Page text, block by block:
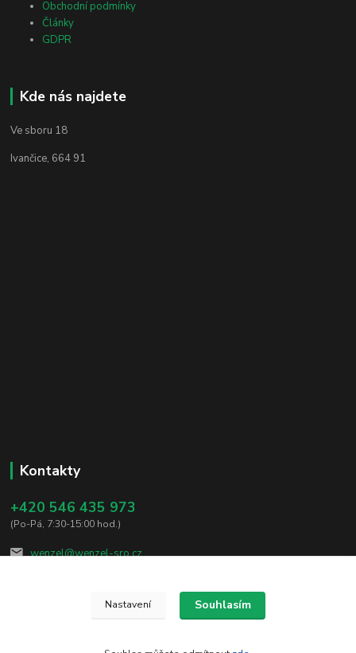
Obchodní podmínky
Články
GDPR
Kde nás najdete
Ve sboru 18
Ivančice, 664 91
Kontakty
+420 546 435 973
(Po-Pá, 7:30-15:00 hod.)
wenzel@wenzel-sro.cz
Nastavení Souhlasím